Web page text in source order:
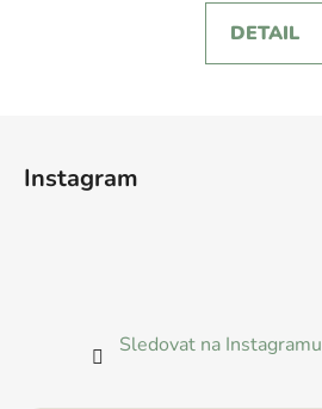
DETAIL
Instagram
Sledovat na Instagramu